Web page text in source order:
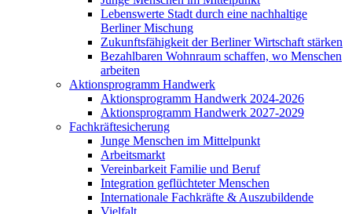
Lebenswerte Stadt durch eine nachhaltige
Berliner Mischung
Zukunftsfähigkeit der Berliner Wirtschaft stärken
Bezahlbaren Wohnraum schaffen, wo Menschen
arbeiten
Aktionsprogramm Handwerk
Aktionsprogramm Handwerk 2024-2026
Aktionsprogramm Handwerk 2027-2029
Fachkräftesicherung
Junge Menschen im Mittelpunkt
Arbeitsmarkt
Vereinbarkeit Familie und Beruf
Integration geflüchteter Menschen
Internationale Fachkräfte & Auszubildende
Vielfalt